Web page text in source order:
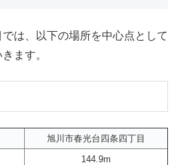
は、以下の場所を中心点として
ます。
旭川市春光台四条四丁目
144.9m